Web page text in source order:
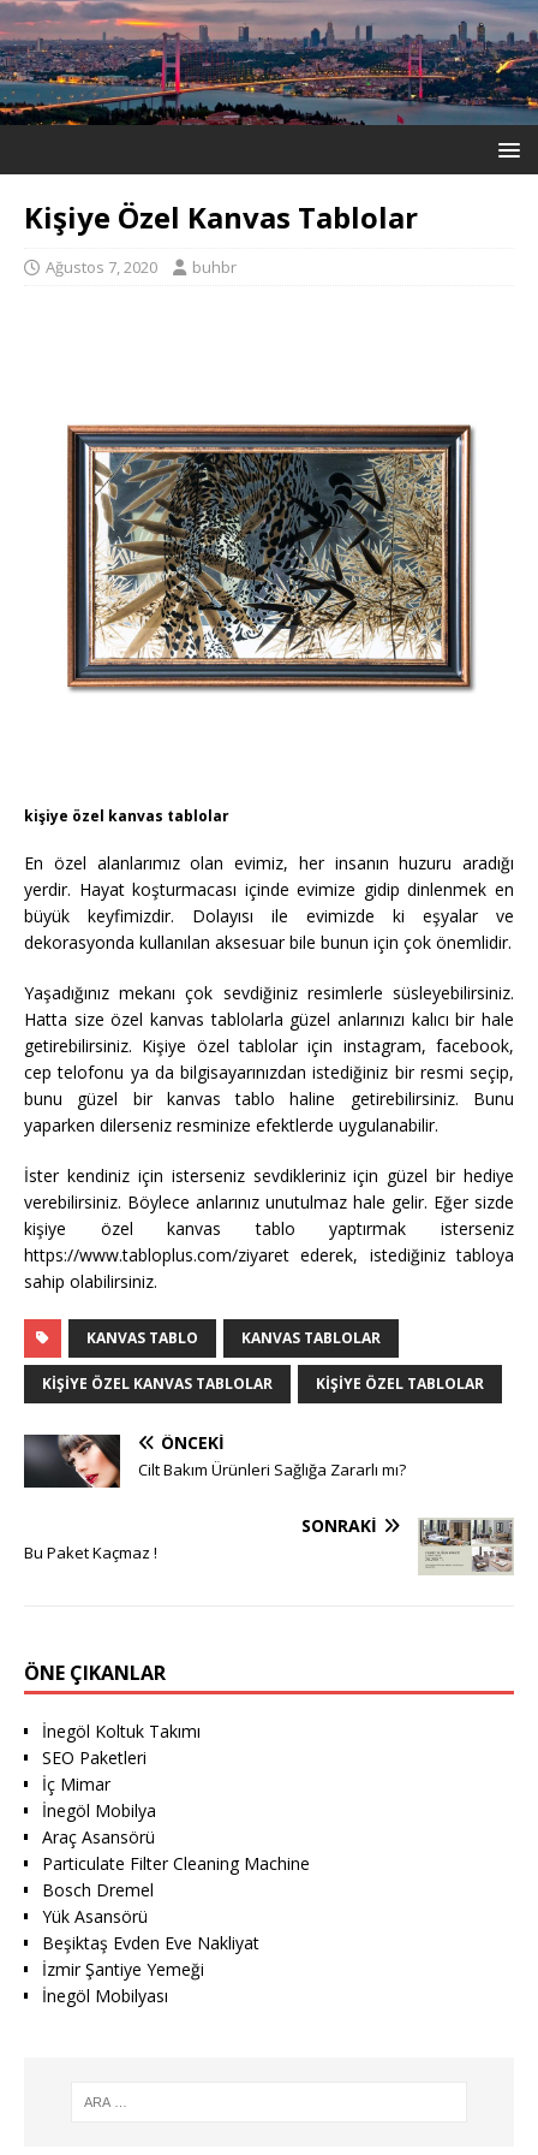
Kişiye Özel Kanvas Tablolar
Ağustos 7, 2020 buhbr
kişiye özel kanvas tablolar
En özel alanlarımız olan evimiz, her insanın huzuru aradığı
yerdir. Hayat koşturmacası içinde evimize gidip dinlenmek en
büyük keyfimizdir. Dolayısı ile evimizde ki eşyalar ve
dekorasyonda kullanılan aksesuar bile bunun için çok önemlidir.
Yaşadığınız mekanı çok sevdiğiniz resimlerle süsleyebilirsiniz.
Hatta size özel kanvas tablolarla güzel anlarınızı kalıcı bir hale
getirebilirsiniz. Kişiye özel tablolar için instagram, facebook,
cep telofonu ya da bilgisayarınızdan istediğiniz bir resmi seçip,
bunu güzel bir kanvas tablo haline getirebilirsiniz. Bunu
yaparken dilerseniz resminize efektlerde uygulanabilir.
İster kendiniz için isterseniz sevdikleriniz için güzel bir hediye
verebilirsiniz. Böylece anlarınız unutulmaz hale gelir. Eğer sizde
kişiye özel kanvas tablo yaptırmak isterseniz
https://www.tabloplus.com/ziyaret ederek, istediğiniz tabloya
sahip olabilirsiniz.
KANVAS TABLO KANVAS TABLOLAR
KIŞIYE ÖZEL KANVAS TABLOLAR KIŞIYE ÖZEL TABLOLAR
ÖNCEKI
Cilt Bakım Ürünleri Sağlığa Zararlı mı?
SONRAKI
Bu Paket Kaçmaz !
ÖNE ÇIKANLAR
İnegöl Koltuk Takımı
SEO Paketleri
İç Mimar
İnegöl Mobilya
Araç Asansörü
Particulate Filter Cleaning Machine
Bosch Dremel
Yük Asansörü
Beşiktaş Evden Eve Nakliyat
İzmir Şantiye Yemeği
İnegöl Mobilyası